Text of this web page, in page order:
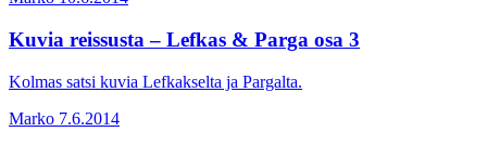
Kuvia reissusta – Lefkas & Parga osa 3
Kolmas satsi kuvia Lefkakselta ja Pargalta.
Marko 7.6.2014